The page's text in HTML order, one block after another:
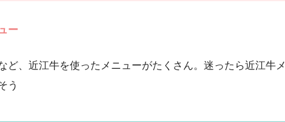
ー
ど、近江牛を使ったメニューがたくさん。迷ったら近江牛メ
う